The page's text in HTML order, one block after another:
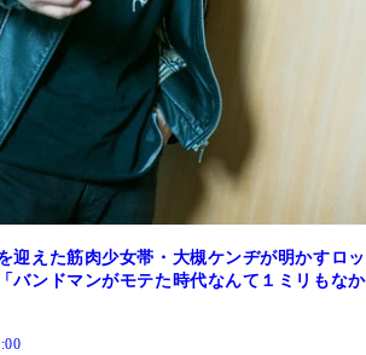
迎えた筋肉少女帯・大槻ケンヂが明かすロッ
バンドマンがモテた時代なんて１ミリもなか